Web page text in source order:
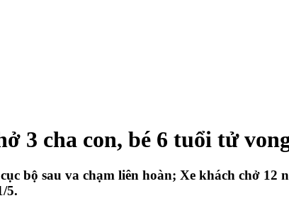
3 cha con, bé 6 tuổi tử
bộ sau va chạm liên hoàn; Xe khách chở 12
5.